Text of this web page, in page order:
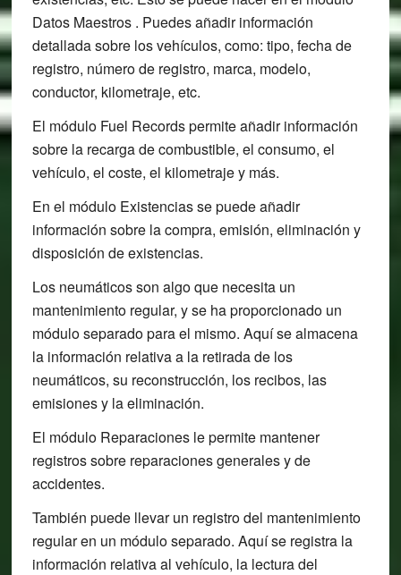
Datos Maestros . Puedes añadir información
detallada sobre los vehículos, como: tipo, fecha de
registro, número de registro, marca, modelo,
conductor, kilometraje, etc.
El módulo Fuel Records permite añadir información
sobre la recarga de combustible, el consumo, el
vehículo, el coste, el kilometraje y más.
En el módulo Existencias se puede añadir
información sobre la compra, emisión, eliminación y
disposición de existencias.
Los neumáticos son algo que necesita un
mantenimiento regular, y se ha proporcionado un
módulo separado para el mismo. Aquí se almacena
la información relativa a la retirada de los
neumáticos, su reconstrucción, los recibos, las
emisiones y la eliminación.
El módulo Reparaciones le permite mantener
registros sobre reparaciones generales y de
accidentes.
También puede llevar un registro del mantenimiento
regular en un módulo separado. Aquí se registra la
información relativa al vehículo, la lectura del